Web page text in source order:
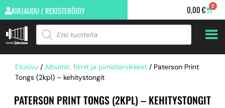
KIRJAUDU / REKISTERÖIDY 0,00€ 0
Etusivu / Albumit, filmit ja pimiötarvikkeet / Paterson Print
Tongs (2kpl) – kehitystongit
PATERSON PRINT TONGS (2KPL) – KEHITYSTONGIT